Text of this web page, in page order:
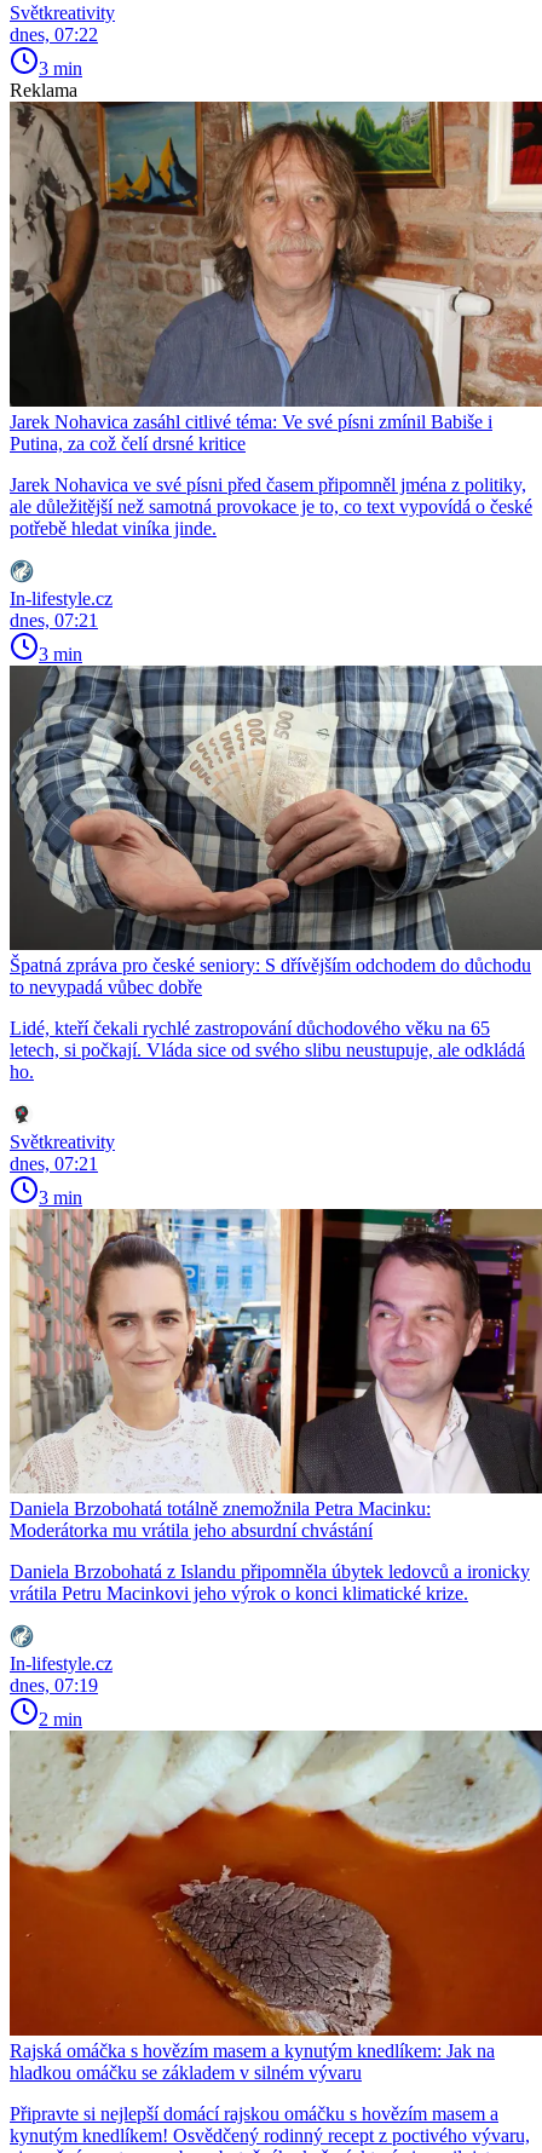
Světkreativity
dnes, 07:22
3 min
Reklama
Jarek Nohavica zasáhl citlivé téma: Ve své písni zmínil Babiše i
Putina, za což čelí drsné kritice
Jarek Nohavica ve své písni před časem připomněl jména z politiky,
ale důležitější než samotná provokace je to, co text vypovídá o české
potřebě hledat viníka jinde.
In-lifestyle.cz
dnes, 07:21
3 min
Špatná zpráva pro české seniory: S dřívějším odchodem do důchodu
to nevypadá vůbec dobře
Lidé, kteří čekali rychlé zastropování důchodového věku na 65
letech, si počkají. Vláda sice od svého slibu neustupuje, ale odkládá
ho.
Světkreativity
dnes, 07:21
3 min
Daniela Brzobohatá totálně znemožnila Petra Macinku:
Moderátorka mu vrátila jeho absurdní chvástání
Daniela Brzobohatá z Islandu připomněla úbytek ledovců a ironicky
vrátila Petru Macinkovi jeho výrok o konci klimatické krize.
In-lifestyle.cz
dnes, 07:19
2 min
Rajská omáčka s hovězím masem a kynutým knedlíkem: Jak na
hladkou omáčku se základem v silném vývaru
Připravte si nejlepší domácí rajskou omáčku s hovězím masem a
kynutým knedlíkem! Osvědčený rodinný recept z poctivého vývaru,